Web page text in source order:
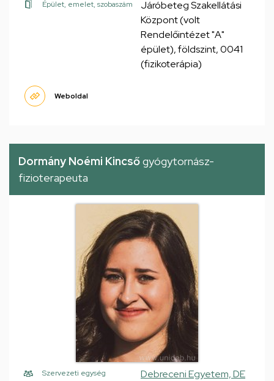
Épület, emelet, szobaszám
Járóbeteg Szakellátási
Központ (volt
Rendelőintézet "A"
épület), földszint, 0041
(fizikoterápia)
Weboldal
Dormány Noémi Kincsőgyógytornász-
fizioterapeuta
Szervezeti egység
Debreceni Egyetem, DE